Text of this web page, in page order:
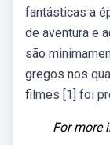
fantásticas a
de aventura e
são
gregos nos
filmes [1] foi
For more